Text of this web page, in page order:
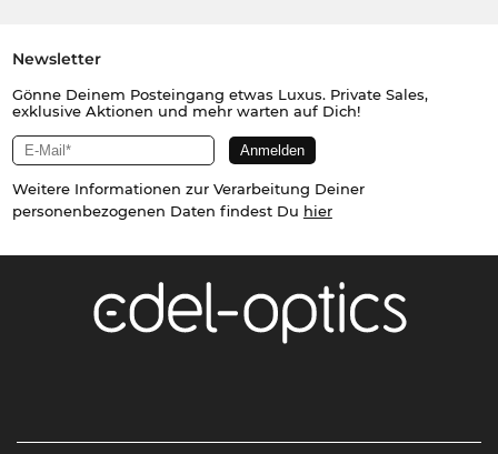
Newsletter
Gönne Deinem Posteingang etwas Luxus. Private Sales,
exklusive Aktionen und mehr warten auf Dich!
Weitere Informationen zur Verarbeitung Deiner
personenbezogenen Daten findest Du hier